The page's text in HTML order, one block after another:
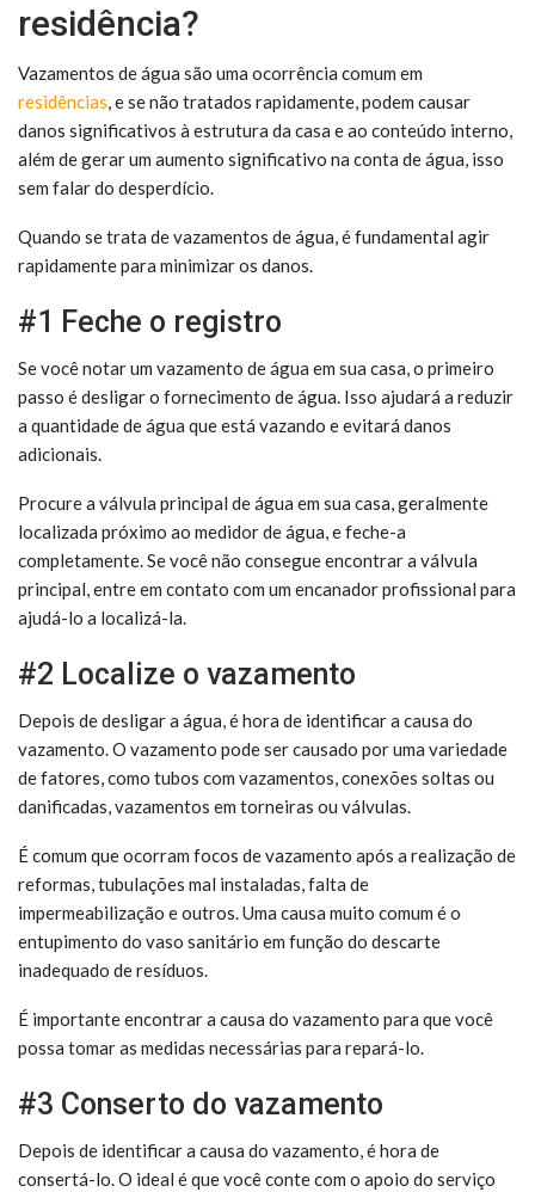
residência?
Vazamentos de água são uma ocorrência comum em
residências, e se não tratados rapidamente, podem causar
danos significativos à estrutura da casa e ao conteúdo interno,
além de gerar um aumento significativo na conta de água, isso
sem falar do desperdício.
Quando se trata de vazamentos de água, é fundamental agir
rapidamente para minimizar os danos.
#1 Feche o registro
Se você notar um vazamento de água em sua casa, o primeiro
passo é desligar o fornecimento de água. Isso ajudará a reduzir
a quantidade de água que está vazando e evitará danos
adicionais.
Procure a válvula principal de água em sua casa, geralmente
localizada próximo ao medidor de água, e feche-a
completamente. Se você não consegue encontrar a válvula
principal, entre em contato com um encanador profissional para
ajudá-lo a localizá-la.
#2 Localize o vazamento
Depois de desligar a água, é hora de identificar a causa do
vazamento. O vazamento pode ser causado por uma variedade
de fatores, como tubos com vazamentos, conexões soltas ou
danificadas, vazamentos em torneiras ou válvulas.
É comum que ocorram focos de vazamento após a realização de
reformas, tubulações mal instaladas, falta de
impermeabilização e outros. Uma causa muito comum é o
entupimento do vaso sanitário em função do descarte
inadequado de resíduos.
É importante encontrar a causa do vazamento para que você
possa tomar as medidas necessárias para repará-lo.
#3 Conserto do vazamento
Depois de identificar a causa do vazamento, é hora de
consertá-lo. O ideal é que você conte com o apoio do serviço